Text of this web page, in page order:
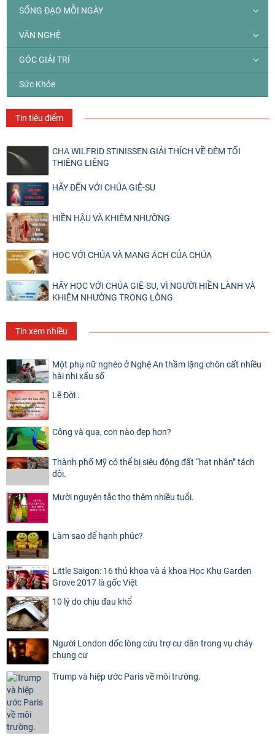
SỐNG ĐẠO MỖI NGÀY
VĂN NGHỆ
GÓC GIẢI TRÍ
Sức Khỏe
Tin tiêu điểm
CHA WILFRID STINISSEN GIẢI THÍCH VỀ ĐÊM TỐI
THIÊNG LIÊNG
HÃY ĐẾN VỚI CHÚA GIÊ-SU
HIỀN HẬU VÀ KHIÊM NHƯỜNG
HỌC VỚI CHÚA VÀ MANG ÁCH CỦA CHÚA
HÃY HỌC VỚI CHÚA GIÊ-SU, VÌ NGƯỜI HIỀN LÀNH VÀ
KHIÊM NHƯỜNG TRONG LÒNG
Tin xem nhiều
Một phụ nữ nghèo ở Nghệ An thầm lặng chôn cất nhiều
hài nhi xấu số
Lẽ Đời .
Công và quạ, con nào đẹp hơn?
Thành phố Mỹ có thể bị siêu động đất “hạt nhân” tách
đôi.
Mười nguyên tắc thọ thêm nhiều tuổi.
Làm sao để hạnh phúc?
Little Saigon: 16 thủ khoa và á khoa Học Khu Garden
Grove 2017 là gốc Việt
10 lý do chịu đau khổ
Người London dốc lòng cứu trợ cư dân trong vụ cháy
chung cư
Trump và hiệp ước Paris về môi trường.